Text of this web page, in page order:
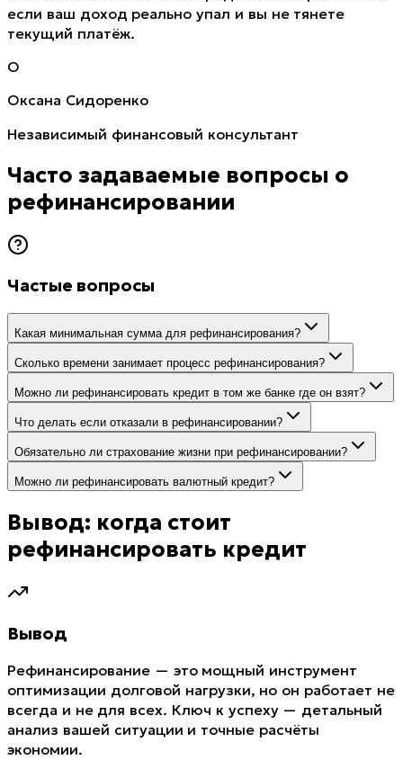
если ваш доход реально упал и вы не тянете
текущий платёж.
О
Оксана Сидоренко
Независимый финансовый консультант
Часто задаваемые вопросы о
рефинансировании
Частые вопросы
Какая минимальная сумма для рефинансирования?
Сколько времени занимает процесс рефинансирования?
Можно ли рефинансировать кредит в том же банке где он взят?
Что делать если отказали в рефинансировании?
Обязательно ли страхование жизни при рефинансировании?
Можно ли рефинансировать валютный кредит?
Вывод: когда стоит
рефинансировать кредит
Вывод
Рефинансирование — это мощный инструмент
оптимизации долговой нагрузки, но он работает не
всегда и не для всех. Ключ к успеху — детальный
анализ вашей ситуации и точные расчёты
экономии.